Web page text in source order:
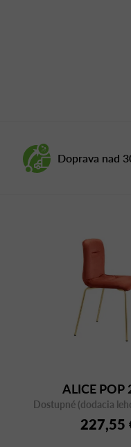
Doprava nad
ALICE POP
Dostupné (dodacia
227,55